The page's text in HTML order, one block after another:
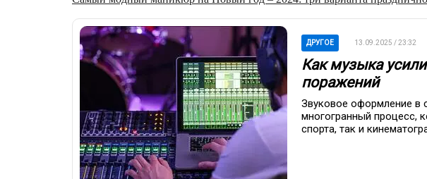
ДРУГОЕ 13.09.2025 / 23:32
Как музыка
поражений
Звуковое оформление в
многогранный процесс,
спорта, так и